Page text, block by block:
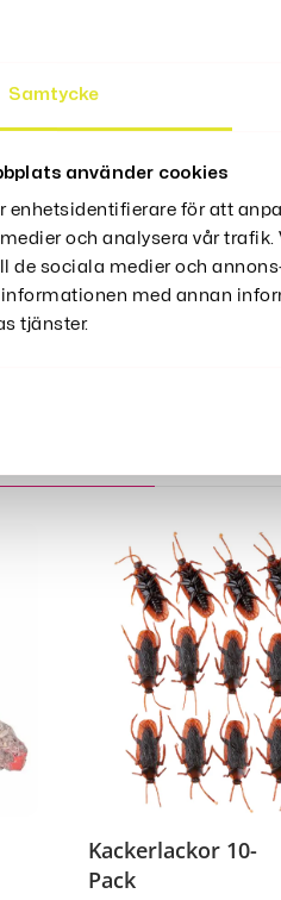
Samtycke
använder cookies
enhetsidentifierare för att
och analysera vår
de sociala medier och
med annan
tjänster.
En Förstklassig
Upp Till 10 Cigarrer.Finns
Kackerlackor 10-
Pack